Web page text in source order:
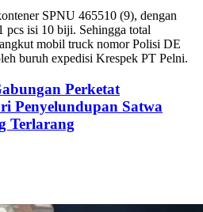
SPNU 465510 (9), dengan
pcs isi 10 biji. Sehingga total
mobil truck nomor Polisi DE
buruh expedisi Krespek PT Pelni.
Perketat
Penyelundupan Satwa
Terlarang